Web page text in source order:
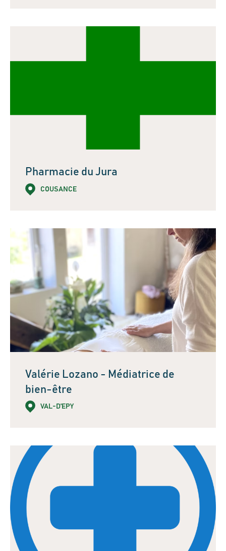
Pharmacie du Jura
COUSANCE
Valérie Lozano - Médiatrice de
bien-être
VAL-D'EPY